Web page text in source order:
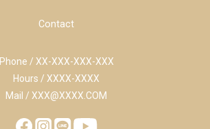
Contact
Phone / XX-XXX-XXX-XXX
Hours / XXXX-XXXX
Mail / XXX@XXXX.COM